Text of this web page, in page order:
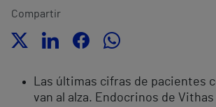
Compartir
Las últimas cifras de pacientes
van al alza. Endocrinos de